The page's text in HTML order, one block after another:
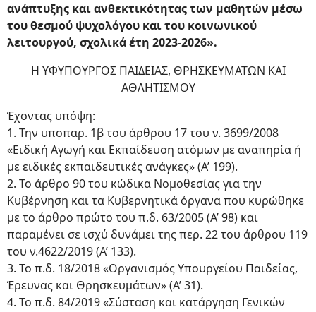
ανάπτυξης και ανθεκτικότητας των μαθητών μέσω
του θεσμού ψυχολόγου και του κοινωνικού
λειτουργού, σχολικά έτη 2023-2026».
Η ΥΦΥΠΟΥΡΓΟΣ ΠΑΙΔΕΙΑΣ, ΘΡΗΣΚΕΥΜΑΤΩΝ ΚΑΙ
ΑΘΛΗΤΙΣΜΟΥ
Έχοντας υπόψη:
1. Την υποπαρ. 1β του άρθρου 17 του ν. 3699/2008
«Ειδική Αγωγή και Εκπαίδευση ατόμων με αναπηρία ή
με ειδικές εκπαιδευτικές ανάγκες» (Α’ 199).
2. Το άρθρο 90 του κώδικα Νομοθεσίας για την
Κυβέρνηση και τα Κυβερνητικά όργανα που κυρώθηκε
με το άρθρο πρώτο του π.δ. 63/2005 (Α’ 98) και
παραμένει σε ισχύ δυνάμει της περ. 22 του άρθρου 119
του ν.4622/2019 (Α’ 133).
3. Το π.δ. 18/2018 «Οργανισμός Υπουργείου Παιδείας,
Έρευνας και Θρησκευμάτων» (Α’ 31).
4. Το π.δ. 84/2019 «Σύσταση και κατάργηση Γενικών